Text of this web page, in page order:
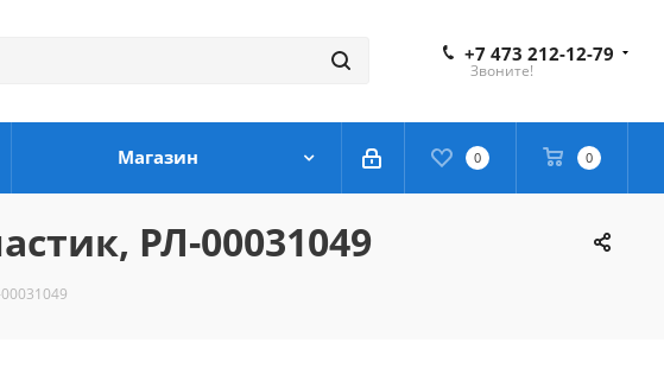
+7 473 212-12-79
Звоните!
0 0
Магазин
РЛ-00031049